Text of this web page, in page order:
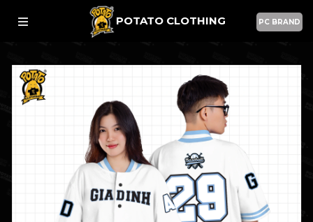
POTATO CLOTHING PC BRAND